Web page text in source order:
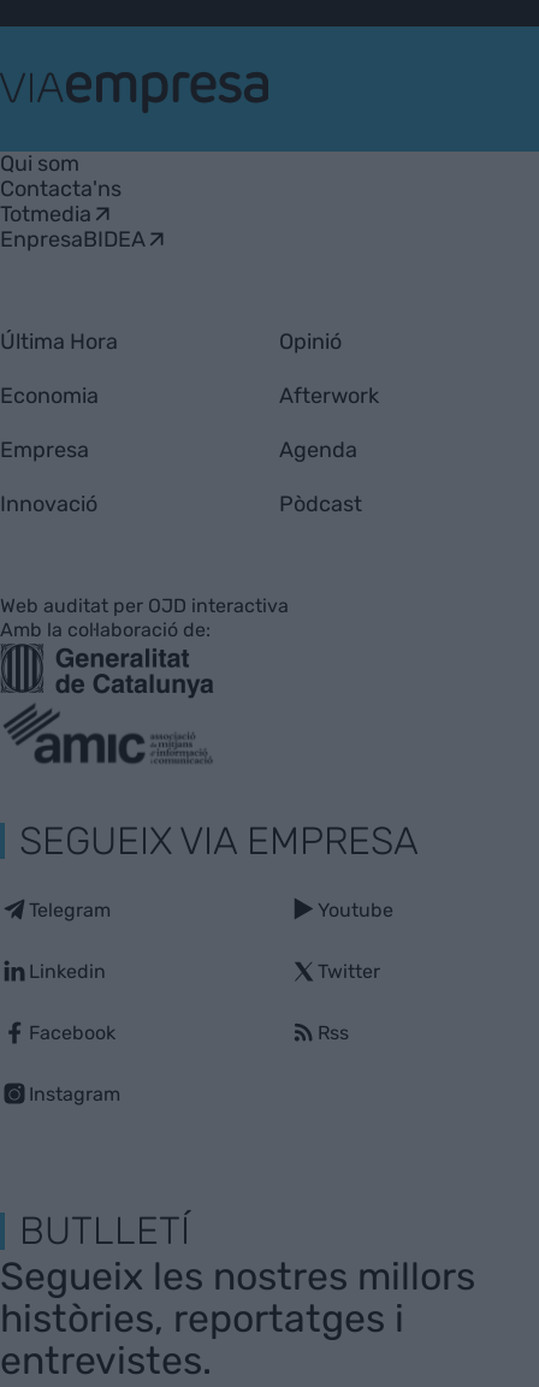
Empresa
Qui som
Contacta'ns
Totmedia
EnpresaBIDEA
Última Hora
Economia
Empresa
Innovació
Opinió
Afterwork
Agenda
Pòdcast
Web auditat per OJD interactiva
Amb la col·laboració de:
SEGUEIX VIA EMPRESA
Telegram
Linkedin
Facebook
Instagram
Youtube
Twitter
Rss
BUTLLETÍ
Segueix les nostres millors
històries, reportatges i
entrevistes.